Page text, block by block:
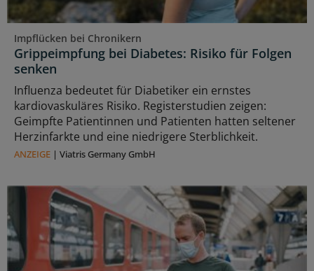
Impflücken bei Chronikern
Grippeimpfung bei Diabetes: Risiko für Folgen
senken
Influenza bedeutet für Diabetiker ein ernstes
kardiovaskuläres Risiko. Registerstudien zeigen:
Geimpfte Patientinnen und Patienten hatten seltener
Herzinfarkte und eine niedrigere Sterblichkeit.
ANZEIGE | Viatris Germany GmbH